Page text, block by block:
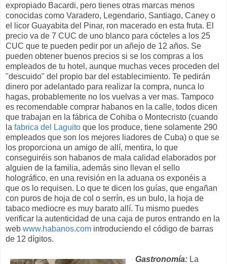
expropiado Bacardi, pero tienes otras marcas menos
conocidas como Varadero, Legendario, Santiago, Caney o
el licor Guayabita del Pinar, ron macerado en esta fruta. El
precio va de 7 CUC de uno blanco para cócteles a los 25
CUC que te pueden pedir por un añejo de 12 años. Se
pueden obtener buenos precios si se los compras a los
empleados de tu hotel, aunque muchas veces proceden del
"descuido" del propio bar del establecimiento. Te pedirán
dinero por adelantado para realizar la compra, nunca lo
hagas, probablemente no los vuelvas a ver mas. Tampoco
es recomendable comprar habanos en la calle, todos dicen
que trabajan en la fábrica de Cohiba o Montecristo (cuando
la fabrica del Laguito que los produce, tiene solamente 290
empleados que son los mejores liadores de Cuba) o que se
los proporciona un amigo de allí, mentira, lo que
conseguiréis son habanos de mala calidad elaborados por
alguien de la familia, además sino llevan el sello
holográfico, en una revisión en la aduana os exponéis a
que os lo requisen. Lo que te dicen los guías, que engañan
con puros de hoja de col o serrín, es un bulo, la hoja de
tabaco mediocre es muy barato allí. Tu mismo puedes
verificar la autenticidad de una caja de puros entrando en la
web www.habanos.com introduciendo el código de barras
de 12 dígitos.
Gastronomía: La